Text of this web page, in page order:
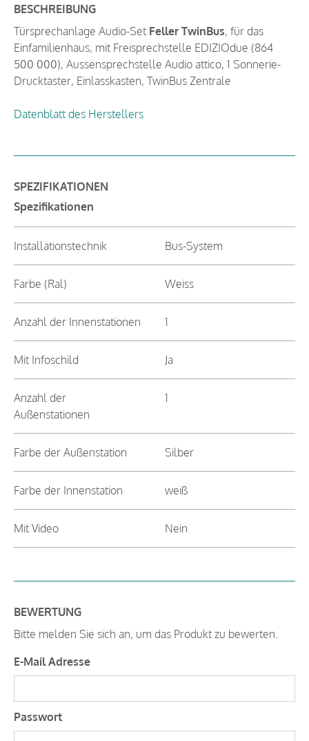
BESCHREIBUNG
Türsprechanlage Audio-Set Feller TwinBus, für das
Einfamilienhaus, mit Freisprechstelle EDIZIOdue (864
500 000), Aussensprechstelle Audio attico, 1 Sonnerie-
Drucktaster, Einlasskasten, TwinBus Zentrale
Datenblatt des Herstellers
SPEZIFIKATIONEN
Spezifikationen
Installationstechnik Bus-System
Farbe (Ral) Weiss
Anzahl der Innenstationen 1
Mit Infoschild Ja
Anzahl der
Außenstationen
1
Farbe der Außenstation Silber
Farbe der Innenstation weiß
Mit Video Nein
BEWERTUNG
Bitte melden Sie sich an, um das Produkt zu bewerten.
E-Mail Adresse
Passwort